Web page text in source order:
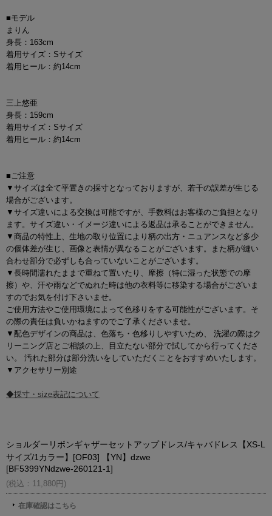
■モデル
まりん
身長：163cm
着用サイズ：Sサイズ
着用ヒール：約14cm
三上悠亜
身長：159cm
着用サイズ：Sサイズ
着用ヒール：約14cm
■ご注意
▼サイズは全て平置きの採寸となっておりますが、若干の誤差が生じる
場合がございます。
▼サイズ違いによる交換は可能ですが、手数料はお客様のご負担となり
ます。サイズ違い・イメージ違いによる返品は承ることができません。
▼商品の特性上、生地の取り位置により柄の出方・ニュアンスなど多少
の個体差が生じ、画像と表情が異なることがございます。また柄が縫い
合わせ部分で必ずしも合っていないことがございます。
▼長時間濡れたままで重ねて置いたり、摩擦（特に湿った状態での摩
擦）や、汗や雨などでぬれた時は他の衣料等に移染する場合がございま
すのでお気を付け下さいませ。
ご使用方法やご使用環境によって色移りをする可能性がございます。そ
の際の責任は負いかねますのでご了承くださいませ。
▼配色デザインの商品は、色落ち・色移りしやすいため、 洗濯の際はク
リーニング店とご相談の上、目立たない部分で試してから行ってくださ
い。 汚れた部分は部分洗いをしていただくことをおすすめいたします。
▼アクセサリー別途
◆採寸・size表記について